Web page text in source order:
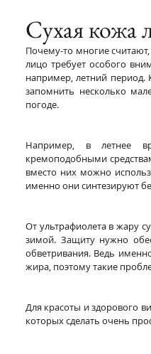
Сухая кожа
Почему-то многие
лицо требует особого
например, летний период.
запомнить несколько
погоде.
Например, в летнее
кремоподобными
вместо них можно
именно они синтезируют
От ультрафиолета в жару
зимой. Защиту нужно
обветривания. Ведь
жира, поэтому такие
Для красоты и здорового
которых сделать очень